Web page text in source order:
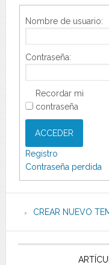
Nombre de usuario:
Contraseña:
Recordar mi
contraseña
ACCEDER
Registro
Contraseña perdida
CREAR NUEVO